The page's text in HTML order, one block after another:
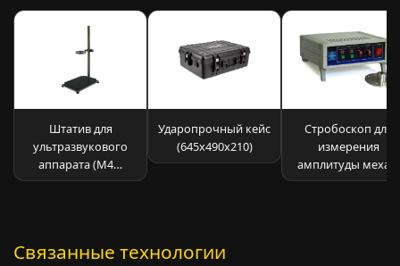
Штатив для
ультразвукового
аппарата (М4…
Ударопрочный кейс
(645х490х210)
Стробоскоп для
измерения
амплитуды меха…
Связанные технологии